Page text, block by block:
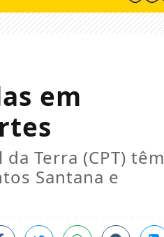
em
Terra (CPT) têm
Santana e